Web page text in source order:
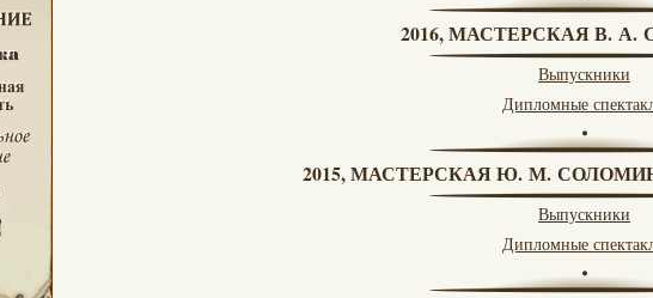
2016, МАСТЕРСКАЯ В. А.
Выпускники
Дипломные
2015, МАСТЕРСКАЯ Ю. М.
Выпускники
Дипломные